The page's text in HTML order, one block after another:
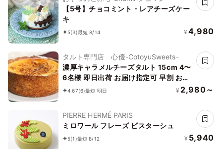
【5号】チョコミント・レアチーズケー
キ
5(3)最短 8/14 ¥ 4,980
タルト専門店 心優-CotoyuSweets-
濃厚キャラメルチーズタルト 15cm 4〜
6名様 即日出荷 お届け指定可 早割 お取
り寄せ 誕生日ケーキ お中元2026
4.67(6)最短 明日 ¥ 2,980～
PIERRE HERMÉ PARIS
ミロワール フレーズ ピスターシュ
5(1)最短 8/12 ¥ 5,940